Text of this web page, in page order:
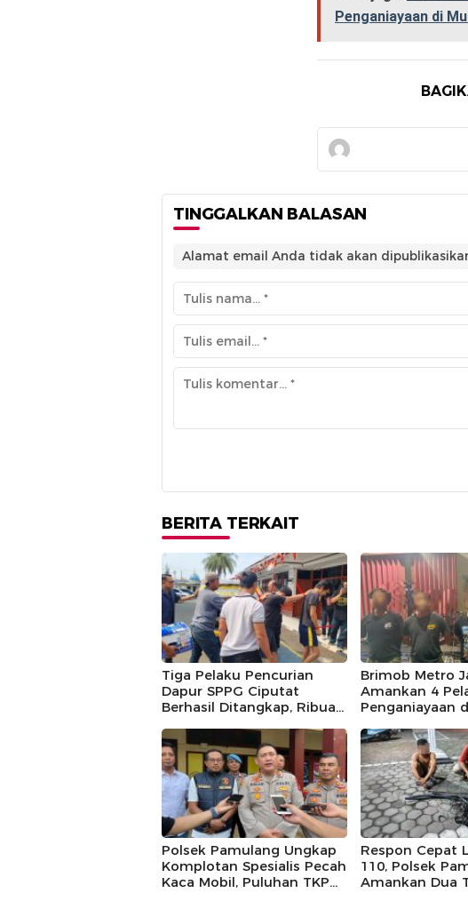
Penganiayaan di
TINGGALKAN BALASAN
Alamat email Anda tidak akan
BERITA TERKAIT
Tiga Pelaku Pencurian
Dapur SPPG Ciputat
Berhasil Ditangkap, Ribuan
Pencurian
Brimob Metro
Amankan 4
Penganiayaan
Polsek Pamulang Ungkap
Komplotan Spesialis Pecah
Kaca Mobil, Puluhan TKP
Respon Cepat
110, Polsek
Amankan Dua